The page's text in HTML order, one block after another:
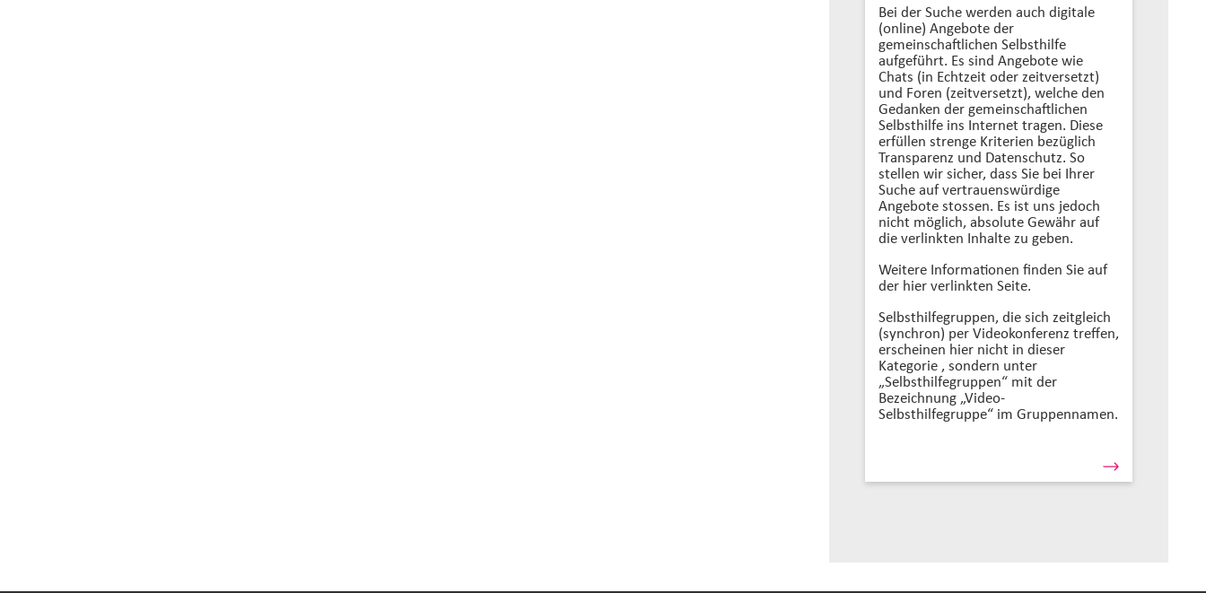
Bei der Suche werden auch digitale
(online) Angebote der
gemeinschaftlichen Selbsthilfe
aufgeführt. Es sind Angebote wie
Chats (in Echtzeit oder zeitversetzt)
und Foren (zeitversetzt), welche den
Gedanken der gemeinschaftlichen
Selbsthilfe ins Internet tragen. Diese
erfüllen strenge Kriterien bezüglich
Transparenz und Datenschutz. So
stellen wir sicher, dass Sie bei Ihrer
Suche auf vertrauenswürdige
Angebote stossen. Es ist uns jedoch
nicht möglich, absolute Gewähr auf
die verlinkten Inhalte zu geben.
Weitere Informationen finden Sie auf
der hier verlinkten Seite.
Selbsthilfegruppen, die sich zeitgleich
(synchron) per Videokonferenz treffen,
erscheinen hier nicht in dieser
Kategorie , sondern unter
„Selbsthilfegruppen“ mit der
Bezeichnung „Video-
Selbsthilfegruppe“ im Gruppennamen.